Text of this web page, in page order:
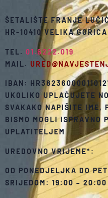
ŠETALIŠTE FRANJE
HR-10410 VELIKA GORICA
TEL. 01.6222.019
MAIL.
IBAN:
UKOLIKO UPLAĆUJETE
SVAKAKO NAPIŠITE IME,
BISMO MOGLI ISPRAVNO
UPLATITELJEM
UREDOVNO VRIJEME*:
OD PONEDJELJKA DO
SRIJEDOM: 19:00 – 20:00